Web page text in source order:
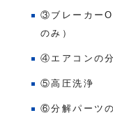
③ブレーカー
のみ）
④エアコンの
⑤高圧洗浄
⑥分解パーツ